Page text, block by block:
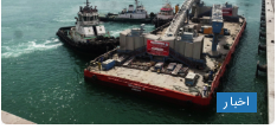
اخبار